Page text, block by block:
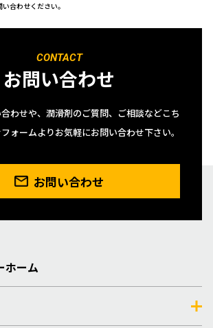
合わせください。
CONTACT
お問い合わせ
わせや、潤滑剤のご質問、ご相談などこち
ォームよりお気軽にお問い合わせ下さい。
お問い合わせ
ホーム